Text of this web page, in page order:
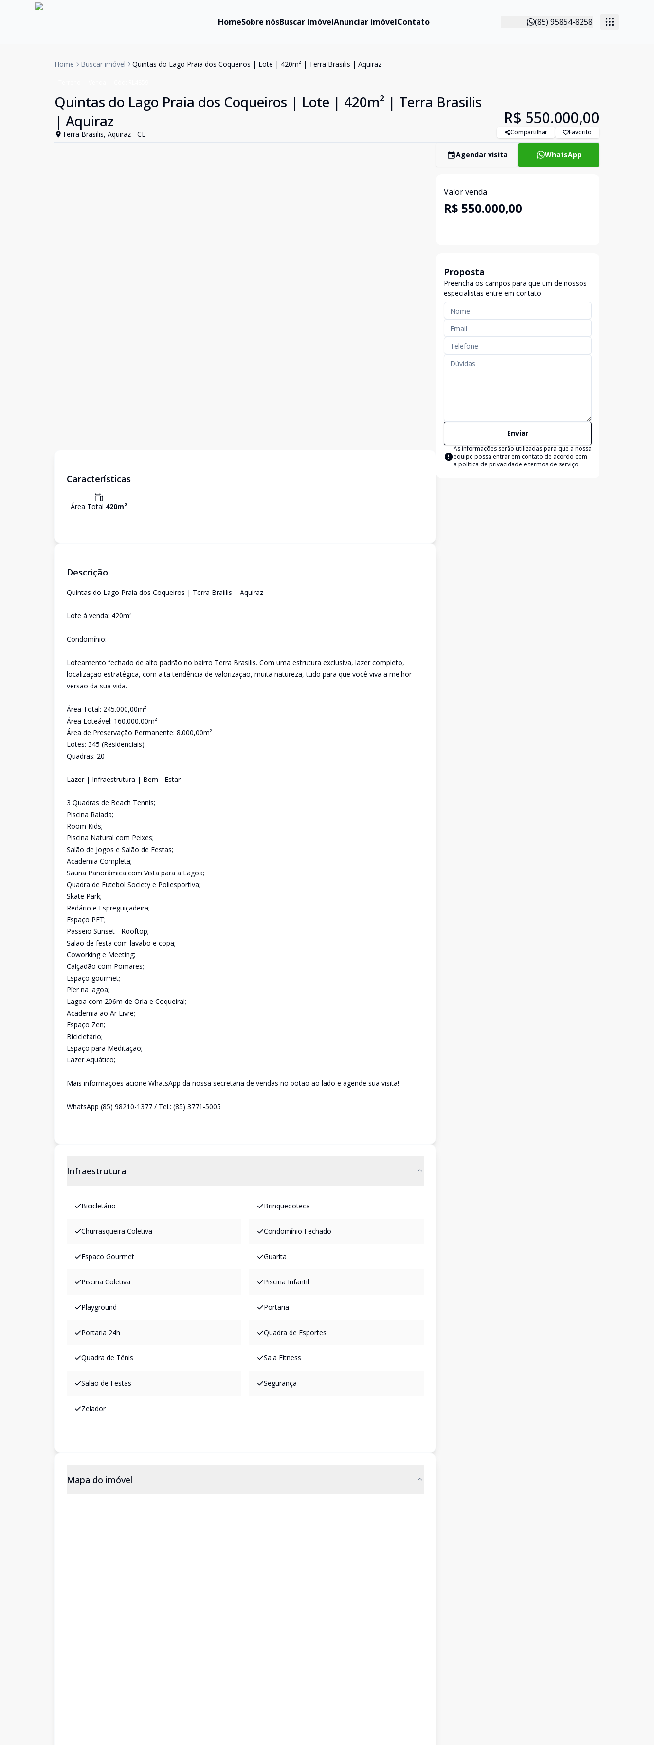
HomeSobre nósBuscar imóvelAnunciar imóvelContato (85) 95854-8258
Home Buscar imóvel Quintas do Lago Praia dos Coqueiros | Lote | 420m² | Terra Brasilis | Aquiraz
Quintas do Lago Praia dos Coqueiros | Lote | 420m² | Terra Brasilis
| Aquiraz
Terra Brasilis, Aquiraz - CE
R$ 550.000,00
Compartilhar Favorito
Características
Área Total 420m²
Descrição
Quintas do Lago Praia dos Coqueiros | Terra Braíilis | Aquiraz
Lote á venda: 420m²
Condomínio:
Loteamento fechado de alto padrão no bairro Terra Brasilis. Com uma estrutura exclusiva, lazer completo,
localização estratégica, com alta tendência de valorização, muita natureza, tudo para que você viva a melhor
versão da sua vida.
Área Total: 245.000,00m²
Área Loteável: 160.000,00m²
Área de Preservação Permanente: 8.000,00m²
Lotes: 345 (Residenciais)
Quadras: 20
Lazer | Infraestrutura | Bem - Estar
3 Quadras de Beach Tennis;
Piscina Raiada;
Room Kids;
Piscina Natural com Peixes;
Salão de Jogos e Salão de Festas;
Academia Completa;
Sauna Panorâmica com Vista para a Lagoa;
Quadra de Futebol Society e Poliesportiva;
Skate Park;
Redário e Espreguiçadeira;
Espaço PET;
Passeio Sunset - Rooftop;
Salão de festa com lavabo e copa;
Coworking e Meeting;
Calçadão com Pomares;
Espaço gourmet;
Píer na lagoa;
Lagoa com 206m de Orla e Coqueiral;
Academia ao Ar Livre;
Espaço Zen;
Bicicletário;
Espaço para Meditação;
Lazer Aquático;
Mais informações acione WhatsApp da nossa secretaria de vendas no botão ao lado e agende sua visita!
WhatsApp (85) 98210-1377 / Tel.: (85) 3771-5005
Infraestrutura
Bicicletário Brinquedoteca
Churrasqueira Coletiva Condomínio Fechado
Espaco Gourmet Guarita
Piscina Coletiva Piscina Infantil
Playground Portaria
Portaria 24h Quadra de Esportes
Quadra de Tênis Sala Fitness
Salão de Festas Segurança
Zelador
Mapa do imóvel
Agendar visita WhatsApp
Valor venda
R$ 550.000,00
Proposta
Preencha os campos para que um de nossos
especialistas entre em contato
Enviar
As informações serão utilizadas para que a nossa
equipe possa entrar em contato de acordo com
a política de privacidade e termos de serviço